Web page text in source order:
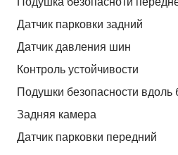
Датчик парковки задний
Датчик давления шин
Контроль устойчивости
Подушки безопасности вдоль
Задняя камера
Датчик парковки передний